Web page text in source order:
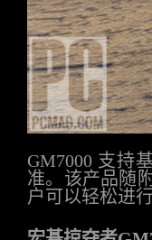
GM7000 支持
准。该产品随
户可以轻松进